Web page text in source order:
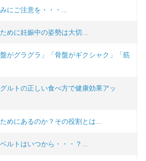
にご注意を・・・...
めに妊娠中の姿勢は大切...
がグラグラ」「骨盤がギクシャク」「筋
ルトの正しい食べ方で健康効果アッ
めにあるのか？その役割とは...
ルトはいつから・・・？...